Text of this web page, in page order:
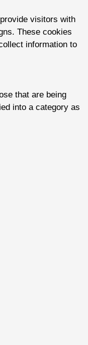
visitors with
These cookies
information to
that are being
into a category as